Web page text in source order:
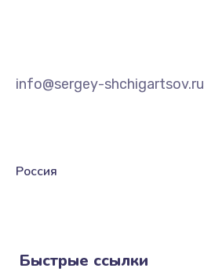
info@sergey-shchigartsov.ru
Россия
Быстрые ссылки